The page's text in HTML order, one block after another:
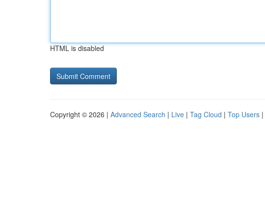
HTML is disabled
Copyright © 2026 | Advanced Search | Live | Tag Cloud | Top Users